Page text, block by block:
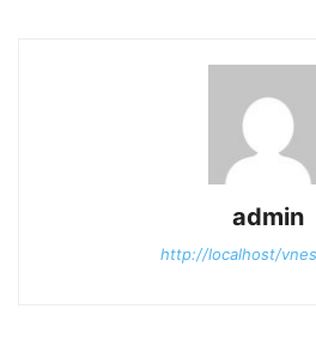
admin
http://localhost/